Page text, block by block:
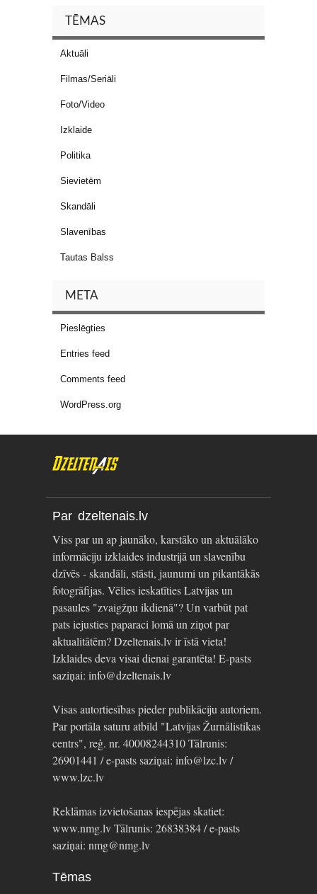
TĒMAS
Aktuāli
Filmas/Seriāli
Foto/Video
Izklaide
Politika
Sievietēm
Skandāli
Slavenības
Tautas Balss
META
Pieslēgties
Entries feed
Comments feed
WordPress.org
Par dzeltenais.lv
Viss par un ap jaunāko, karstāko un aktuālāko
informāciju izklaides industrijā un slavenību
dzīvēs - skandāli, stāsti, jaunumi un pikantākās
fotogrāfijas. Vēlies ieskatīties Latvijas un
pasaules "zvaigžņu ikdienā"? Un varbūt pat
pats iejusties paparaci lomā un ziņot par
aktualitātēm? Dzeltenais.lv ir īstā vieta!
Izklaides deva visai dienai garantēta! E-pasts
saziņai: info@dzeltenais.lv
Visas autortiesības pieder publikāciju autoriem.
Par portāla saturu atbild "Latvijas Žurnālistikas
centrs", reģ. nr. 40008244310 Tālrunis:
26901441 / e-pasts saziņai: info@lzc.lv /
www.lzc.lv
Reklāmas izvietošanas iespējas skatiet:
www.nmg.lv Tālrunis: 26838384 / e-pasts
saziņai: nmg@nmg.lv
Tēmas